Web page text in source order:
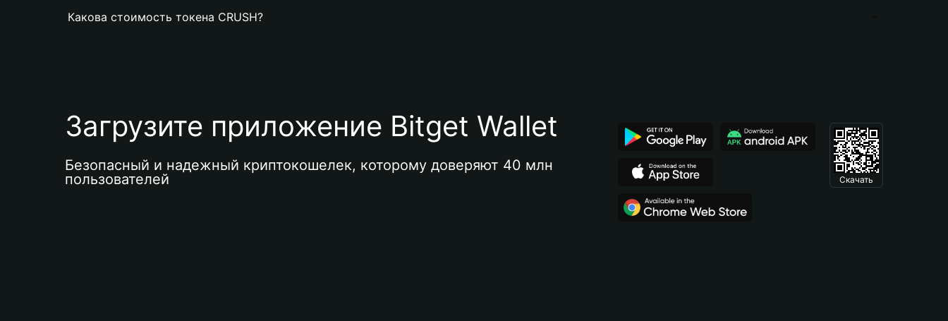
Какова стоимость токена CRUSH?
Загрузите приложение Bitget Wallet
Безопасный и надежный криптокошелек, которому доверяют 40 млн
пользователей
Скачать